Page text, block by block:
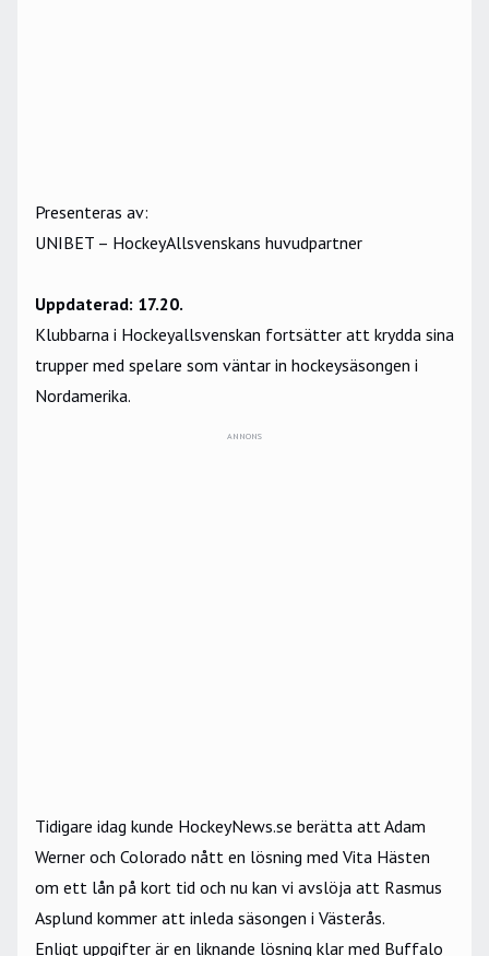
Presenteras av:
UNIBET – HockeyAllsvenskans huvudpartner
Uppdaterad: 17.20.
Klubbarna i Hockeyallsvenskan fortsätter att krydda sina
trupper med spelare som väntar in hockeysäsongen i
Nordamerika.
ANNONS
Tidigare idag kunde HockeyNews.se berätta att Adam
Werner och Colorado nått en lösning med Vita Hästen
om ett lån på kort tid och nu kan vi avslöja att Rasmus
Asplund kommer att inleda säsongen i Västerås.
Enligt uppgifter är en liknande lösning klar med Buffalo